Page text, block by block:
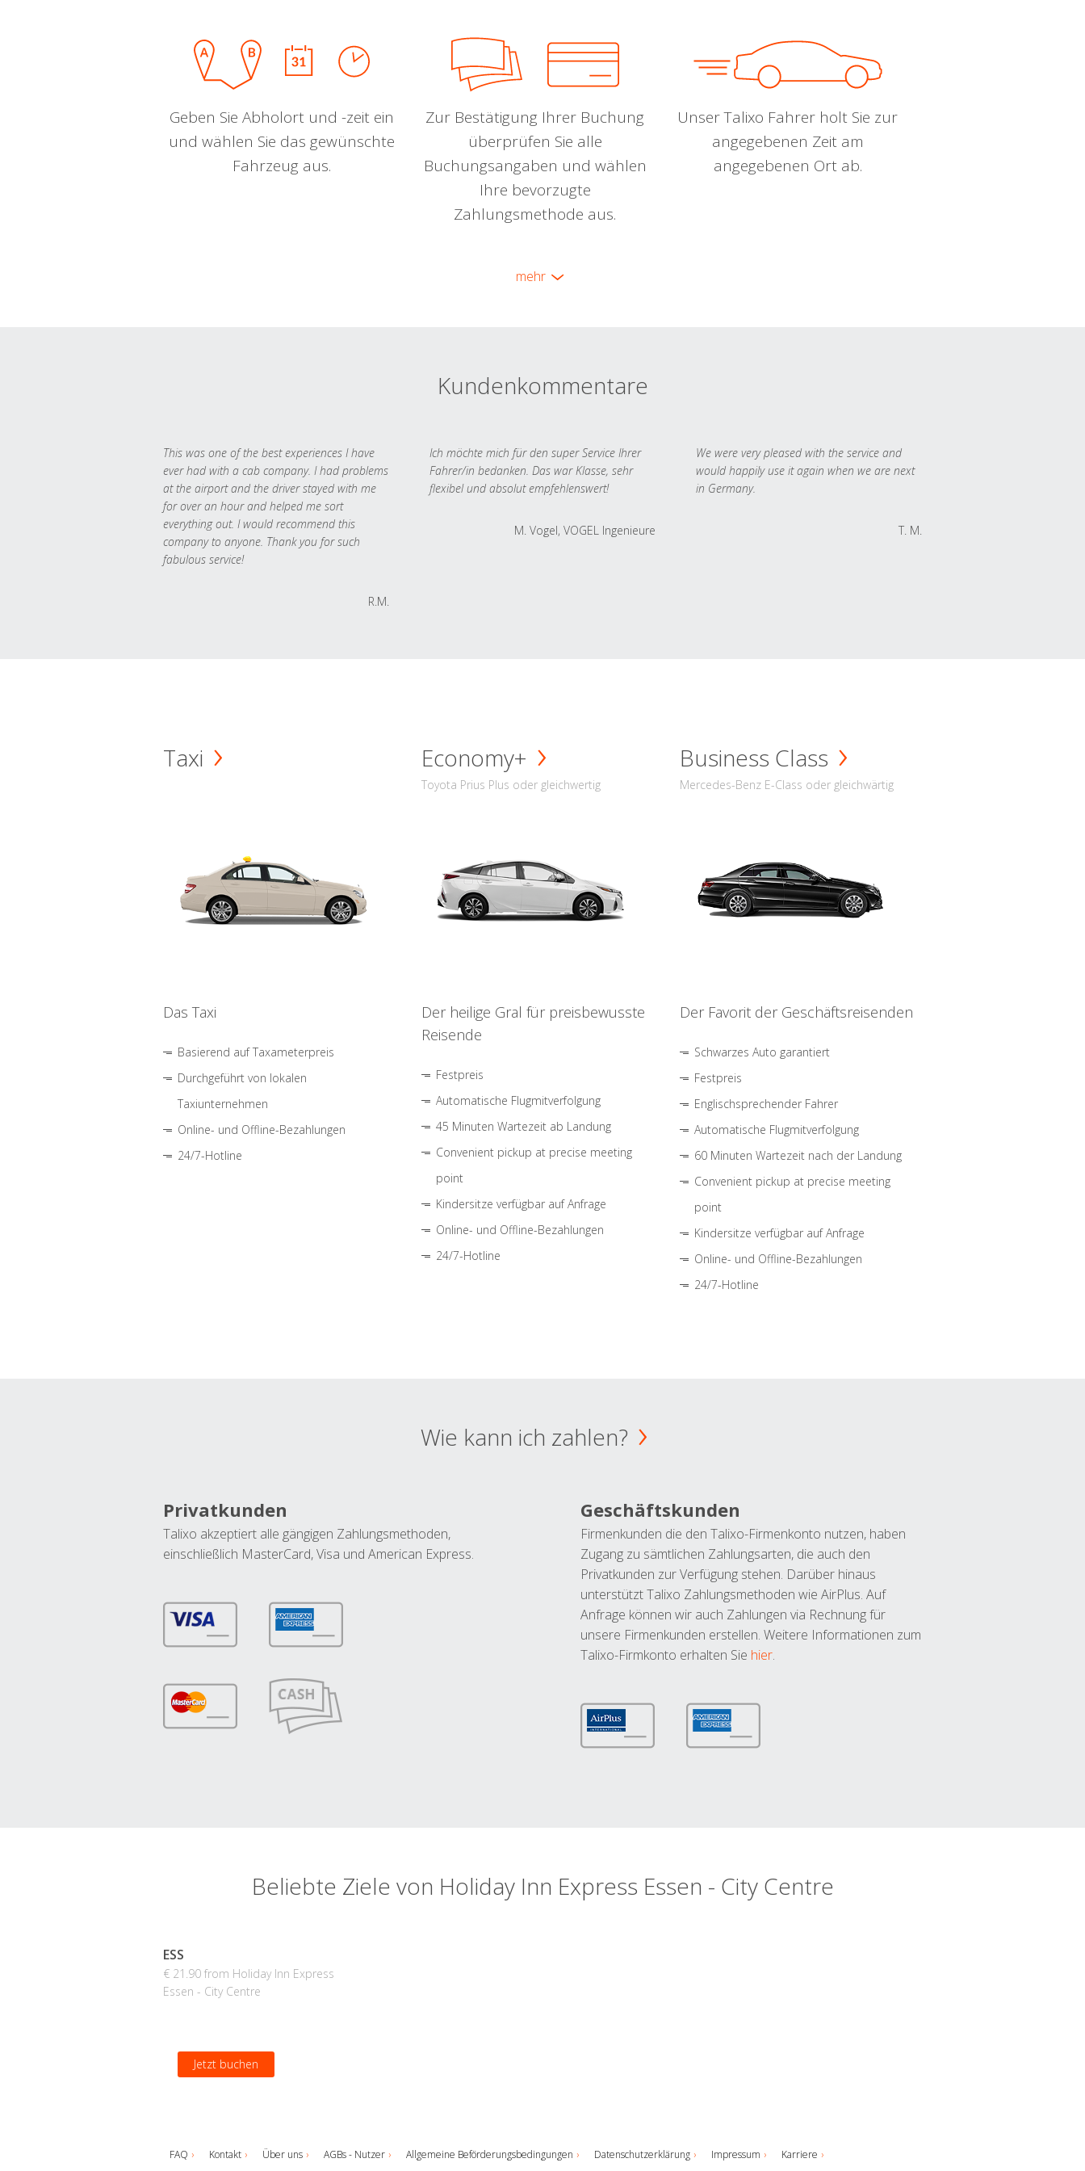
Geben Sie Abholort und -zeit ein
und wählen Sie das gewünschte
Fahrzeug aus.
Zur Bestätigung Ihrer Buchung
überprüfen Sie alle
Buchungsangaben und wählen
Ihre bevorzugte
Zahlungsmethode aus.
Unser Talixo Fahrer holt Sie zur
angegebenen Zeit am
angegebenen Ort ab.
mehr
Kundenkommentare
This was one of the best experiences I have
ever had with a cab company. I had problems
at the airport and the driver stayed with me
for over an hour and helped me sort
everything out. I would recommend this
company to anyone. Thank you for such
fabulous service!
R.M.
Ich möchte mich für den super Service Ihrer
Fahrer/in bedanken. Das war Klasse, sehr
flexibel und absolut empfehlenswert!
M. Vogel, VOGEL Ingenieure
We were very pleased with the service and
would happily use it again when we are next
in Germany.
T. M.
Taxi
Das Taxi
Basierend auf Taxameterpreis
Durchgeführt von lokalen
Taxiunternehmen
Online- und Offline-Bezahlungen
24/7-Hotline
Economy+
Toyota Prius Plus oder gleichwertig
Der heilige Gral für preisbewusste
Reisende
Festpreis
Automatische Flugmitverfolgung
45 Minuten Wartezeit ab Landung
Convenient pickup at precise meeting
point
Kindersitze verfügbar auf Anfrage
Online- und Offline-Bezahlungen
24/7-Hotline
Business Class
Mercedes-Benz E-Class oder gleichwärtig
Der Favorit der Geschäftsreisenden
Schwarzes Auto garantiert
Festpreis
Englischsprechender Fahrer
Automatische Flugmitverfolgung
60 Minuten Wartezeit nach der Landung
Convenient pickup at precise meeting
point
Kindersitze verfügbar auf Anfrage
Online- und Offline-Bezahlungen
24/7-Hotline
Wie kann ich zahlen?
Privatkunden
Talixo akzeptiert alle gängigen Zahlungsmethoden,
einschließlich MasterCard, Visa und American Express.
Geschäftskunden
Firmenkunden die den Talixo-Firmenkonto nutzen, haben
Zugang zu sämtlichen Zahlungsarten, die auch den
Privatkunden zur Verfügung stehen. Darüber hinaus
unterstützt Talixo Zahlungsmethoden wie AirPlus. Auf
Anfrage können wir auch Zahlungen via Rechnung für
unsere Firmenkunden erstellen. Weitere Informationen zum
Talixo-Firmkonto erhalten Sie hier.
Beliebte Ziele von Holiday Inn Express Essen - City Centre
ESS
€ 21.90 from Holiday Inn Express
Essen - City Centre
Jetzt buchen
FAQ Kontakt Über uns AGBs - Nutzer Allgemeine Beförderungsbedingungen Datenschutzerklärung Impressum Karriere